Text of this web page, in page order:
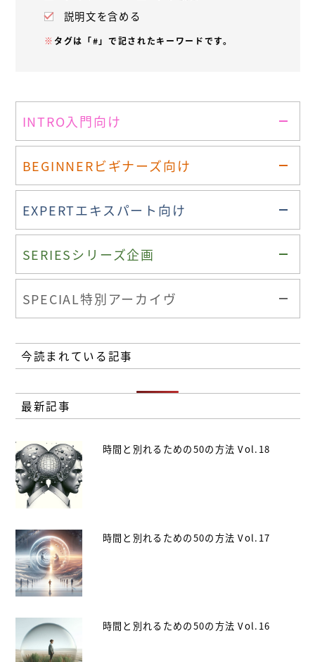
説明文を含める
※ タグは「#」で記されたキーワードです。
INTRO入門向け
BEGINNERビギナーズ向け
EXPERTエキスパート向け
SERIESシリーズ企画
SPECIAL特別アーカイヴ
今読まれている記事
最新記事
時間と別れるための50の方法 Vol.18
時間と別れるための50の方法 Vol.17
時間と別れるための50の方法 Vol.16